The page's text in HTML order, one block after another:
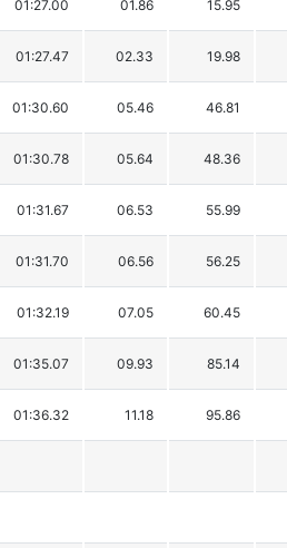
01:27.00 01.86 15.95
01:27.47 02.33 19.98
01:30.60 05.46 46.81
01:30.78 05.64 48.36
01:31.67 06.53 55.99
01:31.70 06.56 56.25
01:32.19 07.05 60.45
01:35.07 09.93 85.14
01:36.32 11.18 95.86